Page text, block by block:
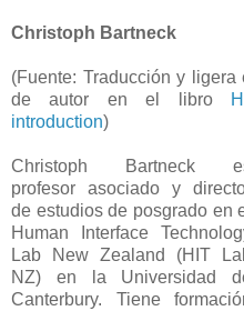
Christoph Bartneck
(Fuente: Traducción y
de autor en el libro
introduction)
Christoph Bartneck
profesor asociado y
de estudios de posgrado en
Human Interface
Lab New Zealand (HIT
NZ) en la Universidad
Canterbury. Tiene